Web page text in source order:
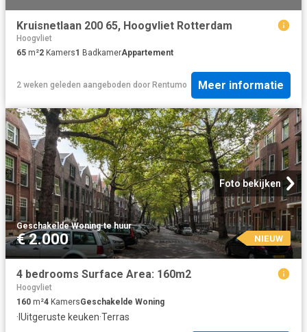
Kruisnetlaan 200 65, Hoogvliet Rotterdam
Hoogvliet
65 m²2 Kamers1 BadkamerAppartement
2 weken geleden aangeboden door Rentumo Meer informatie
Foto bekijken
Geschakelde Woning·te huur
€ 2.000 NIEUW
4 bedrooms Surface Area: 160m2
Hoogvliet
160 m²4 KamersGeschakelde Woning
· IUitgeruste keuken·Terras